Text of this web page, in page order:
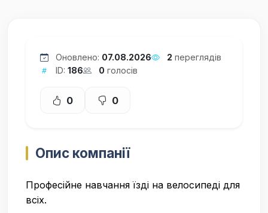
Оновлено: 07.08.2026 2 переглядів
ID: 186 0 голосів
0 0
Опис компанії
Професійне навчання їзді на велосипеді для
всіх.